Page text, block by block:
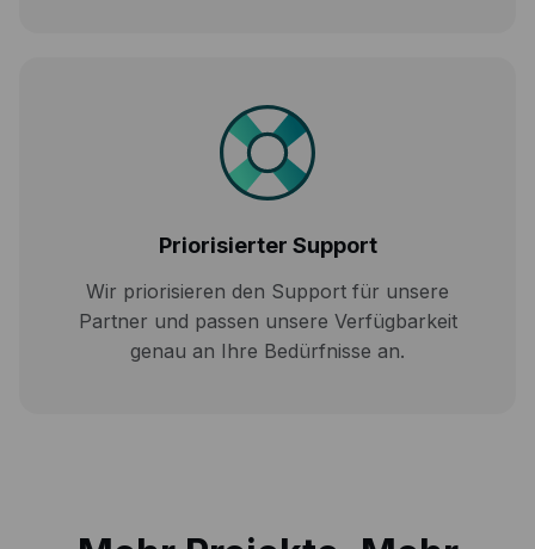
Priorisierter Support
Wir priorisieren den Support für unsere
Partner und passen unsere Verfügbarkeit
genau an Ihre Bedürfnisse an.